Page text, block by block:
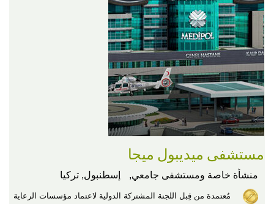
مستشفى ميديبول ميجا
منشأة خاصة ومستشفى جامعي, إسطنبول, تركيا
مُعتمدة من قِبل اللجنة المشتركة الدولية لاعتماد مؤسسات الرعاية